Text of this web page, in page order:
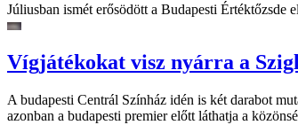
Júliusban ismét erősödött a Budapesti
Vígjátékokat visz nyárra a
A budapesti Centrál Színház idén is két darabot
azonban a budapesti premier előtt láthatja a